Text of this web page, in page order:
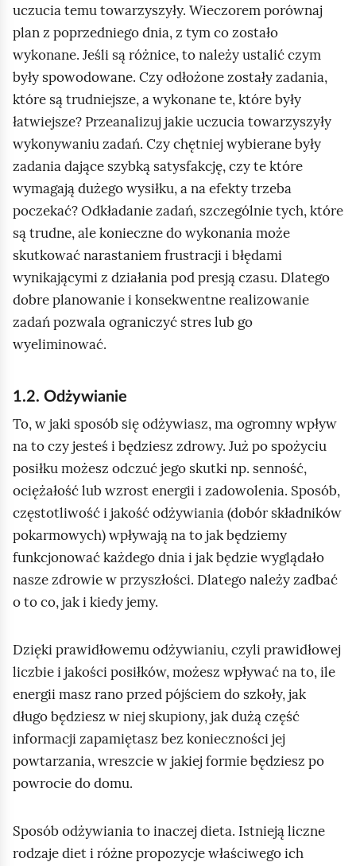
uczucia temu towarzyszyły. Wieczorem porównaj
plan z poprzedniego dnia, z tym co zostało
wykonane. Jeśli są różnice, to należy ustalić czym
były spowodowane. Czy odłożone zostały zadania,
które są trudniejsze, a wykonane te, które były
łatwiejsze? Przeanalizuj jakie uczucia towarzyszyły
wykonywaniu zadań. Czy chętniej wybierane były
zadania dające szybką satysfakcję, czy te które
wymagają dużego wysiłku, a na efekty trzeba
poczekać? Odkładanie zadań, szczególnie tych, które
są trudne, ale konieczne do wykonania może
skutkować narastaniem frustracji i błędami
wynikającymi z działania pod presją czasu. Dlatego
dobre planowanie i konsekwentne realizowanie
zadań pozwala ograniczyć stres lub go
wyeliminować.
1.2. Odżywianie
To, w jaki sposób się odżywiasz, ma ogromny wpływ
na to czy jesteś i będziesz zdrowy. Już po spożyciu
posiłku możesz odczuć jego skutki np. senność,
ociężałość lub wzrost energii i zadowolenia. Sposób,
częstotliwość i jakość odżywiania (dobór składników
pokarmowych) wpływają na to jak będziemy
funkcjonować każdego dnia i jak będzie wyglądało
nasze zdrowie w przyszłości. Dlatego należy zadbać
o to co, jak i kiedy jemy.
Dzięki prawidłowemu odżywianiu, czyli prawidłowej
liczbie i jakości posiłków, możesz wpływać na to, ile
energii masz rano przed pójściem do szkoły, jak
długo będziesz w niej skupiony, jak dużą część
informacji zapamiętasz bez konieczności jej
powtarzania, wreszcie w jakiej formie będziesz po
powrocie do domu.
Sposób odżywiania to inaczej dieta. Istnieją liczne
rodzaje diet i różne propozycje właściwego ich